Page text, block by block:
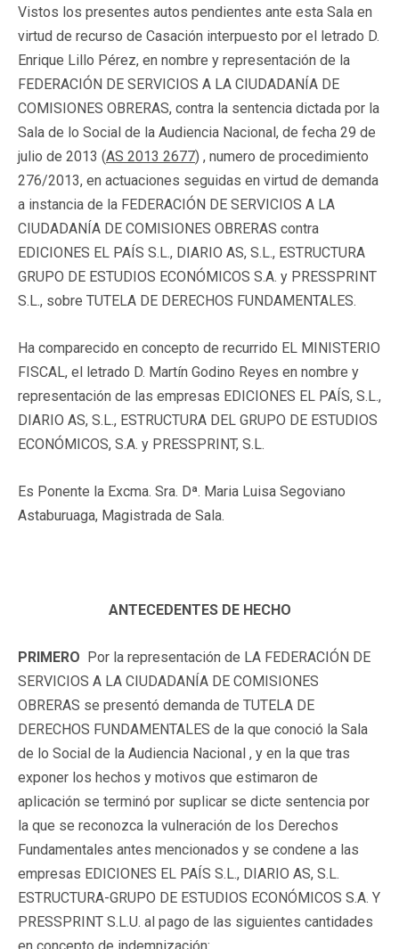
Vistos los presentes autos pendientes ante esta Sala en
virtud de recurso de Casación interpuesto por el letrado D.
Enrique Lillo Pérez, en nombre y representación de la
FEDERACIÓN DE SERVICIOS A LA CIUDADANÍA DE
COMISIONES OBRERAS, contra la sentencia dictada por la
Sala de lo Social de la Audiencia Nacional, de fecha 29 de
julio de 2013 (AS 2013 2677) , numero de procedimiento
276/2013, en actuaciones seguidas en virtud de demanda
a instancia de la FEDERACIÓN DE SERVICIOS A LA
CIUDADANÍA DE COMISIONES OBRERAS contra
EDICIONES EL PAÍS S.L., DIARIO AS, S.L., ESTRUCTURA
GRUPO DE ESTUDIOS ECONÓMICOS S.A. y PRESSPRINT
S.L., sobre TUTELA DE DERECHOS FUNDAMENTALES.
Ha comparecido en concepto de recurrido EL MINISTERIO
FISCAL, el letrado D. Martín Godino Reyes en nombre y
representación de las empresas EDICIONES EL PAÍS, S.L.,
DIARIO AS, S.L., ESTRUCTURA DEL GRUPO DE ESTUDIOS
ECONÓMICOS, S.A. y PRESSPRINT, S.L.
Es Ponente la Excma. Sra. Dª. Maria Luisa Segoviano
Astaburuaga, Magistrada de Sala.
ANTECEDENTES DE HECHO
PRIMERO Por la representación de LA FEDERACIÓN DE
SERVICIOS A LA CIUDADANÍA DE COMISIONES
OBRERAS se presentó demanda de TUTELA DE
DERECHOS FUNDAMENTALES de la que conoció la Sala
de lo Social de la Audiencia Nacional , y en la que tras
exponer los hechos y motivos que estimaron de
aplicación se terminó por suplicar se dicte sentencia por
la que se reconozca la vulneración de los Derechos
Fundamentales antes mencionados y se condene a las
empresas EDICIONES EL PAÍS S.L., DIARIO AS, S.L.
ESTRUCTURA-GRUPO DE ESTUDIOS ECONÓMICOS S.A. Y
PRESSPRINT S.L.U. al pago de las siguientes cantidades